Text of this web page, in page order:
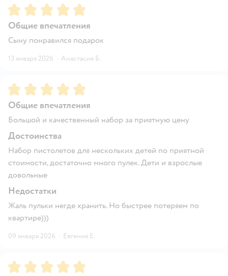
Рейтинг:5
Общие впечатления
Сыну понравился подарок
13 января 2026 · Анастасия Б.
Рейтинг:5
Общие впечатления
Большой и качественный набор за приятную цену
Достоинства
Набор пистолетов для нескольких детей по приятной
стоимости, достаточно много пулек. Дети и взрослые
довольные
Недостатки
Жаль пульки негде хранить. Но быстрее потеряем по
квартире)))
09 января 2026 · Евгения Е.
Рейтинг:5